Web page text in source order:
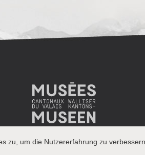
zu, um die Nutzererfahrung zu